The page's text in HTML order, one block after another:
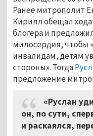
Ранее митрополит
Кирилл обещал
блогера и
милосердия, чтобы
инвалидам, детям
стороны». Тогда
предложение
«Руслан
он, по сути,
и раскаялся,